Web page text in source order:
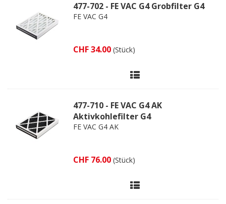
477-702 - FE VAC G4 Grobfilter G4
FE VAC G4
CHF 34.00 (Stück)
477-710 - FE VAC G4 AK
Aktivkohlefilter G4
FE VAC G4 AK
CHF 76.00 (Stück)